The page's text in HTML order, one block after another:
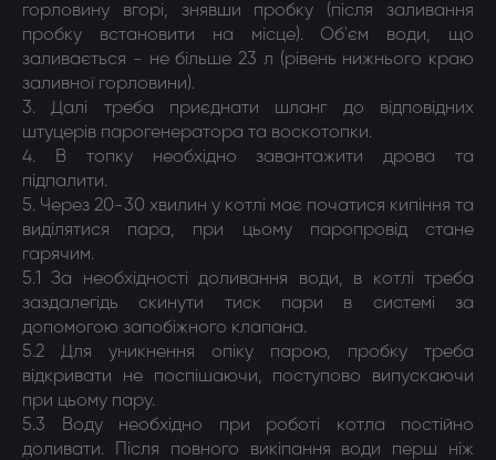
горловину вгорі, знявши пробку (після заливання
пробку встановити на місце). Об'єм води, що
заливається - не більше 23 л (рівень нижнього краю
заливної горловини).
3. Далі треба приєднати шланг до відповідних
штуцерів парогенератора та воскотопки.
4. В топку необхідно завантажити дрова та
підпалити.
5. Через 20-30 хвилин у котлі має початися кипіння та
виділятися пара, при цьому паропровід стане
гарячим.
5.1 За необхідності доливання води, в котлі треба
заздалегідь скинути тиск пари в системі за
допомогою запобіжного клапана.
5.2 Для уникнення опіку парою, пробку треба
відкривати не поспішаючи, поступово випускаючи
при цьому пару.
5.3 Воду необхідно при роботі котла постійно
доливати. Після повного викіпання води перш ніж